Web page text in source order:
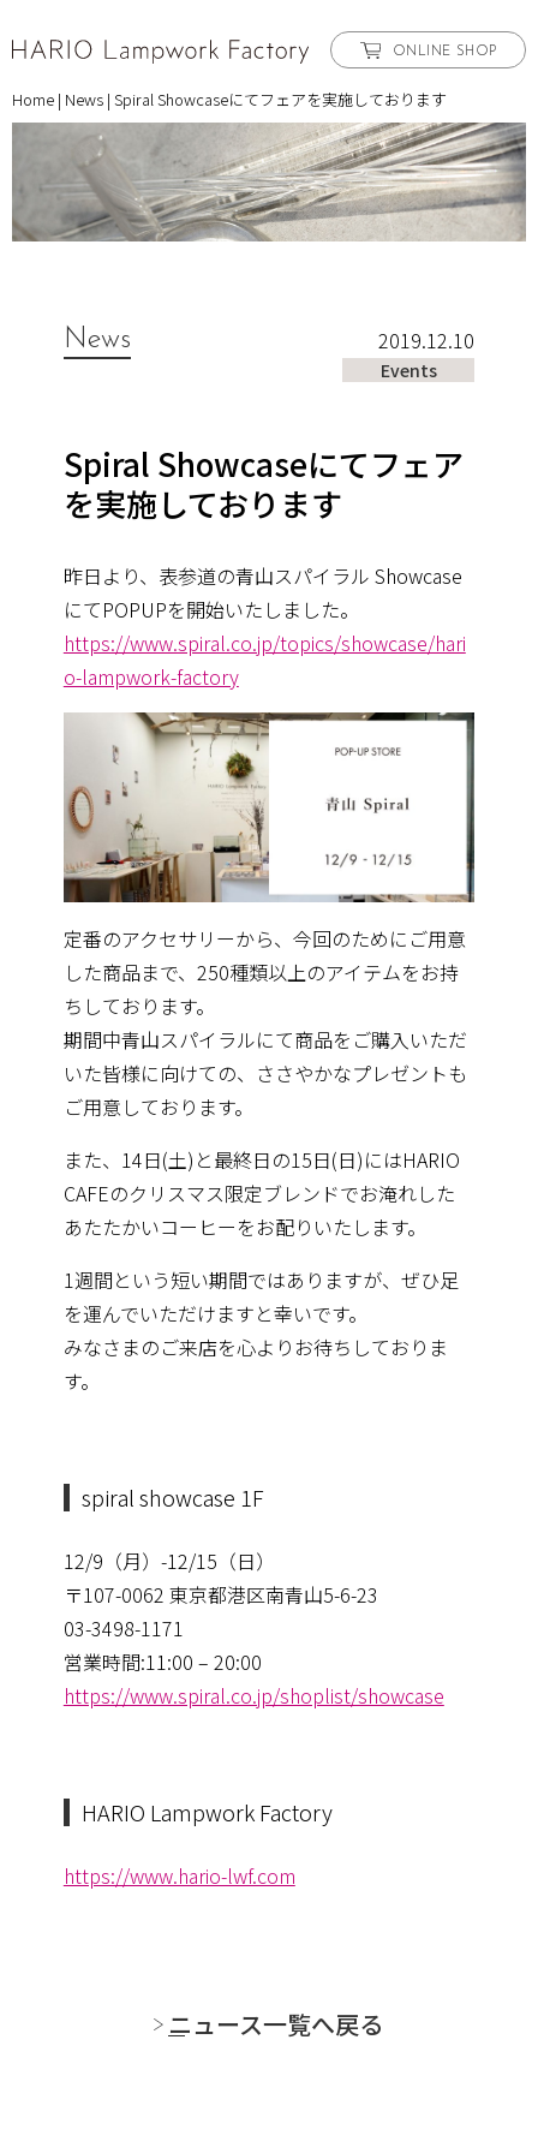
ONLINE SHOP
Home | News | Spiral Showcaseにてフェアを実施しております
News 2019.12.10
Events
Spiral Showcaseにてフェア
を実施しております
昨日より、表参道の青山スパイラル Showcase
にてPOPUPを開始いたしました。
https://www.spiral.co.jp/topics/showcase/hari
o-lampwork-factory
定番のアクセサリーから、今回のためにご用意
した商品まで、250種類以上のアイテムをお持
ちしております。
期間中青山スパイラルにて商品をご購入いただ
いた皆様に向けての、ささやかなプレゼントも
ご用意しております。
また、14日(土)と最終日の15日(日)にはHARIO
CAFEのクリスマス限定ブレンドでお淹れした
あたたかいコーヒーをお配りいたします。
1週間という短い期間ではありますが、ぜひ足
を運んでいただけますと幸いです。
みなさまのご来店を心よりお待ちしておりま
す。
spiral showcase 1F
12/9（月）-12/15（日）
〒107-0062 東京都港区南青山5-6-23
03-3498-1171
営業時間:11:00 – 20:00
https://www.spiral.co.jp/shoplist/showcase
HARIO Lampwork Factory
https://www.hario-lwf.com
ニュース一覧へ戻る